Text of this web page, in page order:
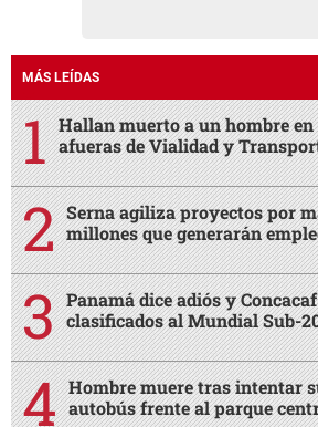
MÁS LEÍDAS
Hallan muerto a un hombre en
afueras de Vialidad y
Serna agiliza proyectos por
millones que generarán
Panamá dice adiós y
clasificados al Mundial Sub-
Hombre muere tras intentar
autobús frente al parque